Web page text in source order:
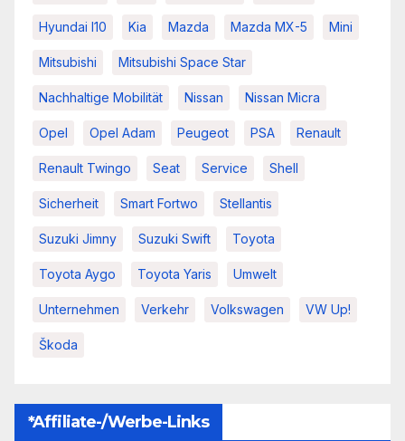
Hyundai I10 Kia Mazda Mazda MX-5 Mini
Mitsubishi Mitsubishi Space Star
Nachhaltige Mobilität Nissan Nissan Micra
Opel Opel Adam Peugeot PSA Renault
Renault Twingo Seat Service Shell
Sicherheit Smart Fortwo Stellantis
Suzuki Jimny Suzuki Swift Toyota
Toyota Aygo Toyota Yaris Umwelt
Unternehmen Verkehr Volkswagen VW Up!
Škoda
*Affiliate-/Werbe-Links